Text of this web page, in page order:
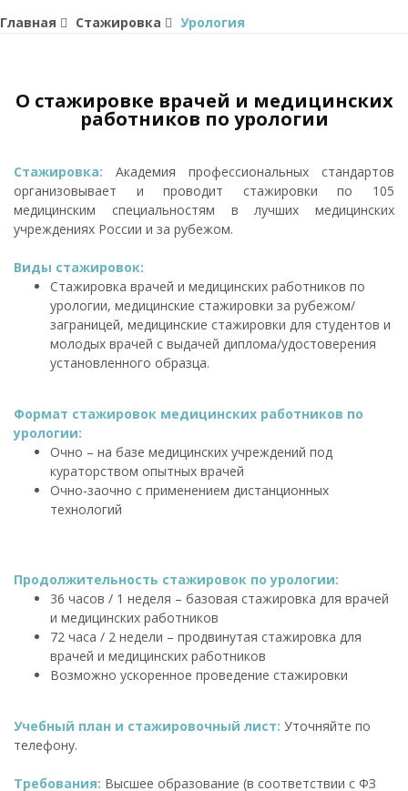
Главная Стажировка Урология
О стажировке врачей и медицинских
работников по урологии
Стажировка: Академия профессиональных стандартов
организовывает и проводит стажировки по 105
медицинским специальностям в лучших медицинских
учреждениях России и за рубежом.
Виды стажировок:
Стажировка врачей и медицинских работников по
урологии, медицинские стажировки за рубежом/
заграницей, медицинские стажировки для студентов и
молодых врачей с выдачей диплома/удостоверения
установленного образца.
Формат стажировок медицинских работников по
урологии:
Очно – на базе медицинских учреждений под
кураторством опытных врачей
Очно-заочно с применением дистанционных
технологий
Продолжительность стажировок по урологии:
36 часов / 1 неделя – базовая стажировка для врачей
и медицинских работников
72 часа / 2 недели – продвинутая стажировка для
врачей и медицинских работников
Возможно ускоренное проведение стажировки
Учебный план и стажировочный лист: Уточняйте по
телефону.
Требования: Высшее образование (в соответствии с ФЗ